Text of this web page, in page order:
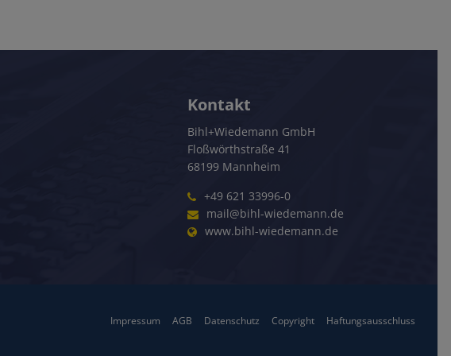
Kontakt
Bihl+Wiedemann GmbH
Floßwörthstraße 41
68199 Mannheim
+49 621 33996-0
mail@bihl-wiedemann.de
www.bihl-wiedemann.de
Impressum AGB Datenschutz Copyright Haftungsausschluss